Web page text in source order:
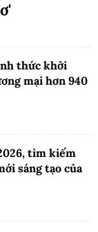
thức khởi
mại hơn 940
tìm kiếm
sáng tạo của